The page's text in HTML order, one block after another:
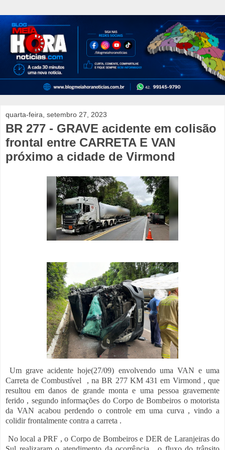
quarta-feira, setembro 27, 2023
BR 277 - GRAVE acidente em colisão
frontal entre CARRETA E VAN
próximo a cidade de Virmond
Um grave acidente hoje(27/09) envolvendo uma VAN e uma
Carreta de Combustível , na BR 277 KM 431 em Virmond , que
resultou em danos de grande monta e uma pessoa gravemente
ferido , segundo informações do Corpo de Bombeiros o motorista
da VAN acabou perdendo o controle em uma curva , vindo a
colidir frontalmente contra a carreta .
No local a PRF , o Corpo de Bombeiros e DER de Laranjeiras do